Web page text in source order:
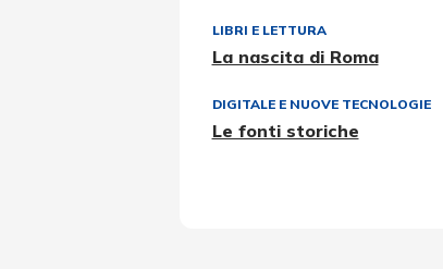
LIBRI E LETTURA
La nascita di Roma
DIGITALE E NUOVE TECNOLOGIE
Le fonti storiche